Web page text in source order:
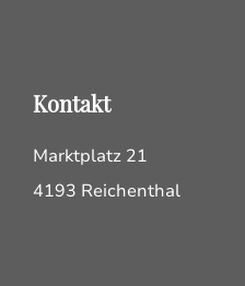
Kontakt
Marktplatz 21
4193 Reichenthal